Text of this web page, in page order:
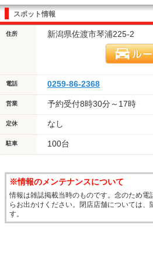
スポット情報
住所 新潟県佐渡市琴浦225-2
電話 0259-86-2368
営業 予約受付8時30分～17時
定休 なし
駐車 100台
※情報のメンテナンスについて
情報は雑誌掲載当時のものです。念のため電
らお出かけください。閉店店舗については、
す。